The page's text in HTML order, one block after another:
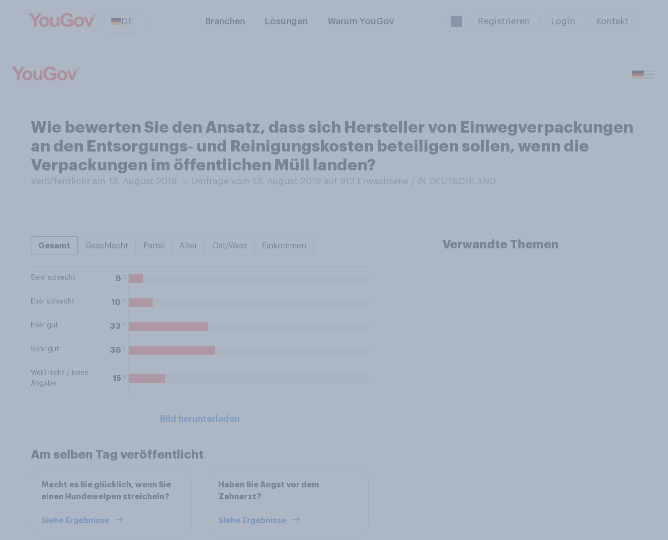
DE Branchen Lösungen Warum YouGov Registrieren Login Kontakt
Wie bewerten Sie den Ansatz, dass sich Hersteller von Einwegverpackungen
an den Entsorgungs‑ und Reinigungskosten beteiligen sollen, wenn die
Verpackungen im öffentlichen Müll landen?
Veröffentlicht am 13. August 2019 → Umfrage vom 13. August 2019 auf 912 Erwachsene / IN DEUTSCHLAND
Gesamt Geschlecht Partei Alter Ost/West Einkommen
Sehr schlecht 6 %
Eher schlecht 10 %
Eher gut 33 %
Sehr gut 36 %
Weiß nicht / keine
Angabe
15 %
Bild herunterladen
Verwandte Themen
Am selben Tag veröffentlicht
Macht es Sie glücklich, wenn Sie
einen Hundewelpen streicheln?
Siehe Ergebnisse
Haben Sie Angst vor dem
Zahnarzt?
Siehe Ergebnisse